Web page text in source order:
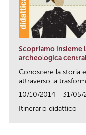
Scopriamo insieme
archeologica
Conoscere la storia
attraverso la
10/10/2014 - 31/05/
Itinerario didattico